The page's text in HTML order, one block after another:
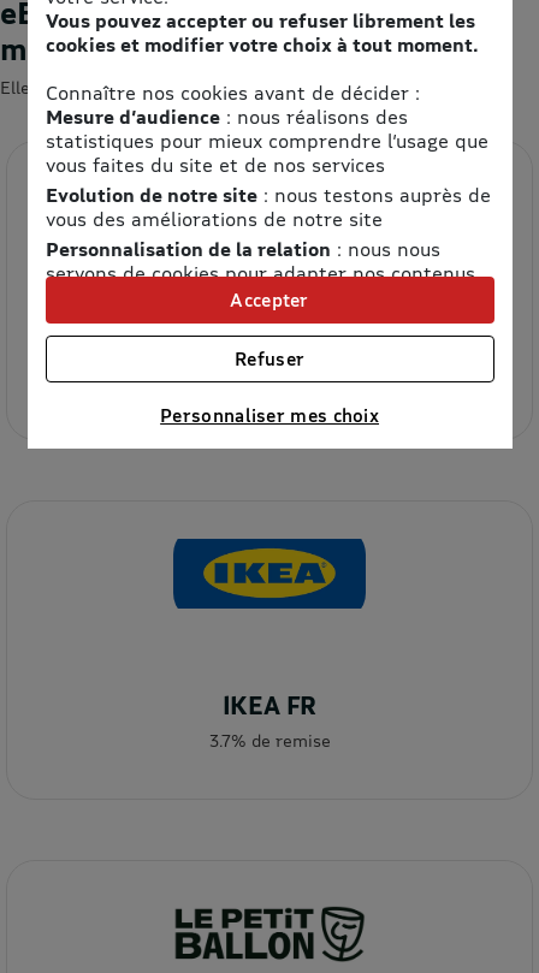
eBons d'achats : les enseignes du
moment
Elles devraient vous intéresser 😍
Etam
8.5% de remise
IKEA FR
3.7% de remise
Vous pouvez accepter ou refuser librement les
cookies et modifier votre choix à tout moment.
Connaître nos cookies avant de décider :
Mesure d’audience: nous réalisons des
statistiques pour mieux comprendre l’usage que
vous faites du site et de nos services
Evolution de notre site: nous testons auprès de
vous des améliorations de notre site
Personnalisation de la relation : nous nous
servons de cookies pour adapter nos contenus
et personnaliser nos offres
Univers publicitaire: nous utilisons avec nos
partenaires des cookies pour afficher des
publicités personnalisées
Connaître notre politique cookies et la liste de nos
Personnaliser mes choix
Refuser
Accepter